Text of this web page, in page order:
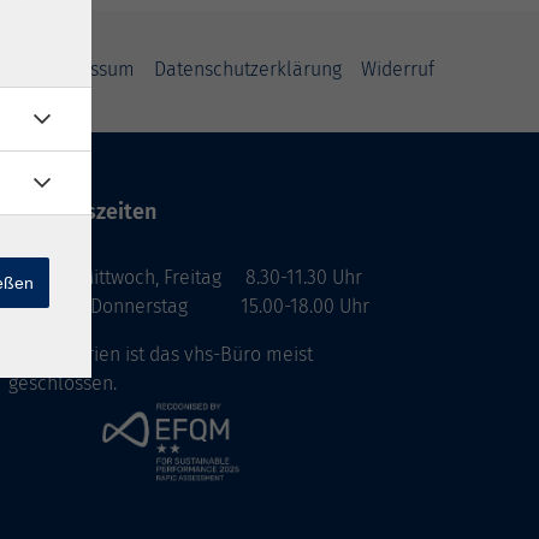
Impressum Datenschutzerklärung Widerruf
Öffnungszeiten
Montag, Mittwoch, Freitag 8.30-11.30 Uhr
Dienstag, Donnerstag 15.00-18.00 Uhr
In den Ferien ist das vhs-Büro meist
geschlossen.